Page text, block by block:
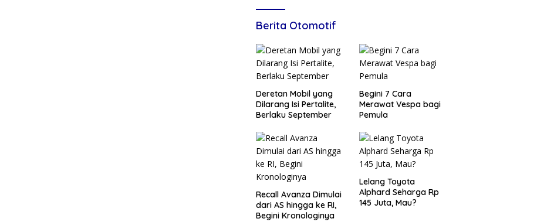
Berita Otomotif
Deretan Mobil yang
Dilarang Isi Pertalite,
Berlaku September
Begini 7 Cara
Merawat Vespa bagi
Pemula
Recall Avanza Dimulai
dari AS hingga ke RI,
Begini Kronologinya
Lelang Toyota
Alphard Seharga Rp
145 Juta, Mau?